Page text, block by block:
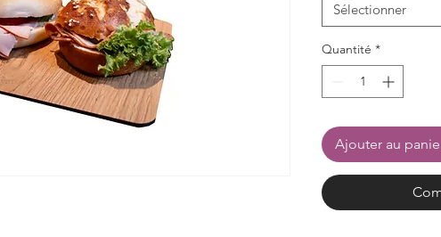
Sélectionner
Quantité *
Ajouter au